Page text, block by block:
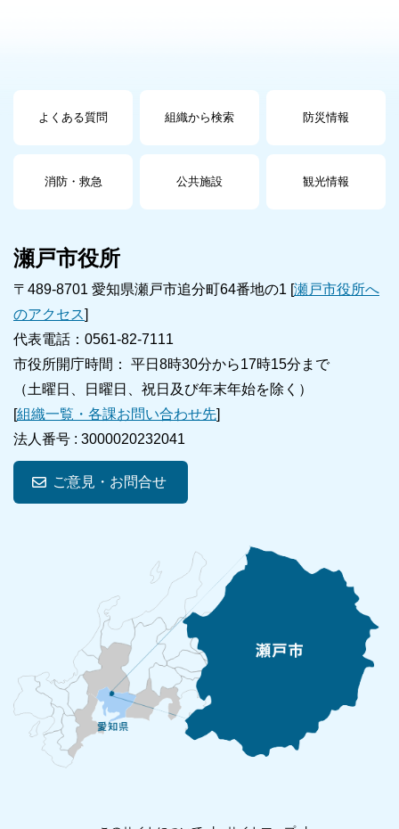
よくある質問 組織から検索 防災情報
消防・救急 公共施設 観光情報
瀬戸市役所
〒489-8701 愛知県瀬戸市追分町64番地の1 [瀬戸市役所へ
のアクセス]
代表電話：0561-82-7111
市役所開庁時間： 平日8時30分から17時15分まで
（土曜日、日曜日、祝日及び年末年始を除く）
[組織一覧・各課お問い合わせ先]
法人番号 : 3000020232041
ご意見・お問合せ